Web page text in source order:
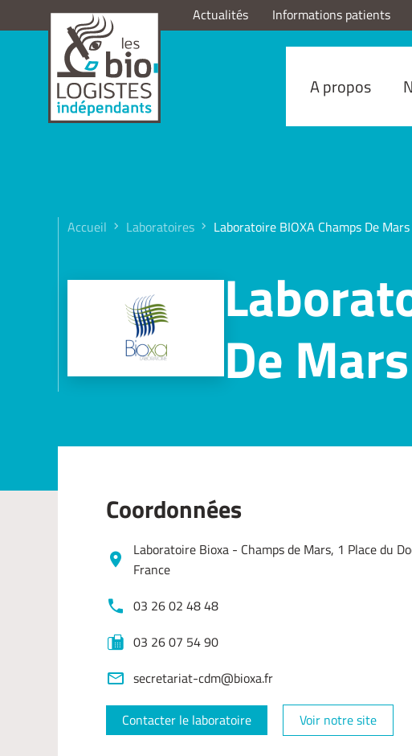
Actualités Informations patients
A propos
Accueil Laboratoires Laboratoire BIOXA Champs De Mars
De
Coordonnées
Laboratoire Bioxa - Champs de Mars, 1 Place du
France
03 26 02 48 48
03 26 07 54 90
secretariat-cdm@bioxa.fr
Contacter le laboratoire Voir notre site